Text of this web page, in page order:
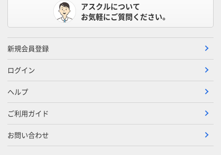
アスクルについて
お気軽にご質問ください。
新規会員登録
ログイン
ヘルプ
ご利用ガイド
お問い合わせ